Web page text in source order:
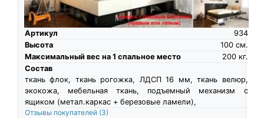
Артикул
934
Высота
см.
100
Максимальный вес на 1 спальное место
кг.
200
Состав
ткань флок, ткань рогожка, ЛДСП 16 мм, ткань велюр,
экокожа, мебельная ткань, подъемный механизм с
ящиком (метал.каркас + березовые ламели),
Отзывы покупателей (3)